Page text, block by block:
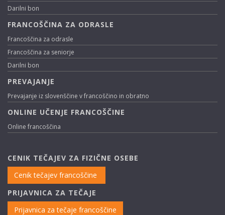
Darilni bon
FRANCOŠČINA ZA ODRASLE
Francoščina za odrasle
Francoščina za seniorje
Darilni bon
PREVAJANJE
Prevajanje iz slovenščine v francoščino in obratno
ONLINE UČENJE FRANCOŠČINE
Online francoščina
CENIK TEČAJEV ZA FIZIČNE OSEBE
Cenik tečajev francoščine
PRIJAVNICA ZA TEČAJE
Prijavnica za tečaje francoščine